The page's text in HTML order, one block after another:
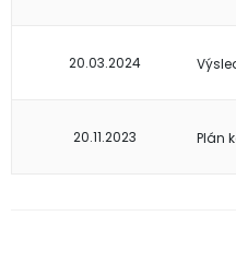
20.03.2024
20.11.2023 Plán